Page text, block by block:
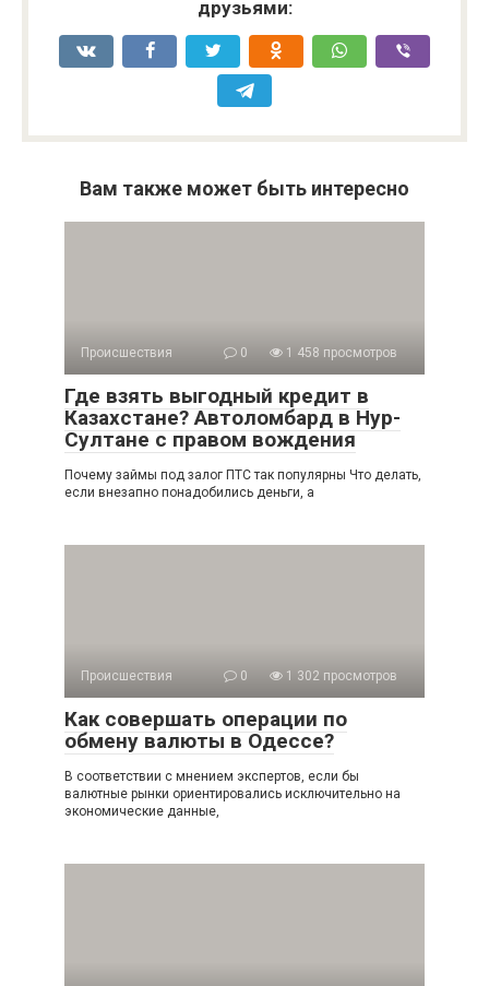
друзьями:
Вам также может быть интересно
Происшествия 0 1 458 просмотров
Где взять выгодный кредит в
Казахстане? Автоломбард в Нур-
Султане с правом вождения
Почему займы под залог ПТС так популярны Что делать,
если внезапно понадобились деньги, а
Происшествия 0 1 302 просмотров
Как совершать операции по
обмену валюты в Одессе?
В соответствии с мнением экспертов, если бы
валютные рынки ориентировались исключительно на
экономические данные,